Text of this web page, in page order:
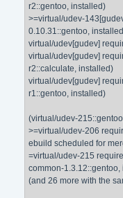
r2::gentoo, installed)
>=virtual/udev-
0.10.31::gentoo,
virtual/udev[gudev]
virtual/udev[gudev]
r2::calculate, installed)
virtual/udev[gudev]
r1::gentoo, installed)
(virtual/udev-
>=virtual/udev-206
ebuild scheduled for
=virtual/udev-215
common-1.3.12::gentoo,
(and 26 more with the